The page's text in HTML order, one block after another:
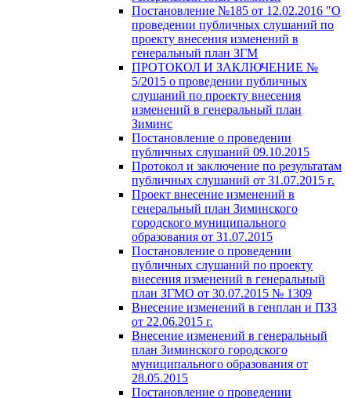
Постановление №185 от 12.02.2016 "О
проведении публичных слушаний по
проекту внесения изменений в
генеральный план ЗГМ
ПРОТОКОЛ И ЗАКЛЮЧЕНИЕ №
5/2015 о проведении публичных
слушаний по проекту внесения
изменений в генеральный план
Зиминс
Постановление о проведении
публичных слушаний 09.10.2015
Протокол и заключение по результатам
публичных слушаний от 31.07.2015 г.
Проект внесение изменений в
генеральный план Зиминского
городского муниципального
образования от 31.07.2015
Постановление о проведении
публичных слушаний по проекту
внесения изменений в генеральный
план ЗГМО от 30.07.2015 № 1309
Внесение изменений в генплан и ПЗЗ
от 22.06.2015 г.
Внесение изменений в генеральный
план Зиминского городского
муниципального образования от
28.05.2015
Постановление о проведении